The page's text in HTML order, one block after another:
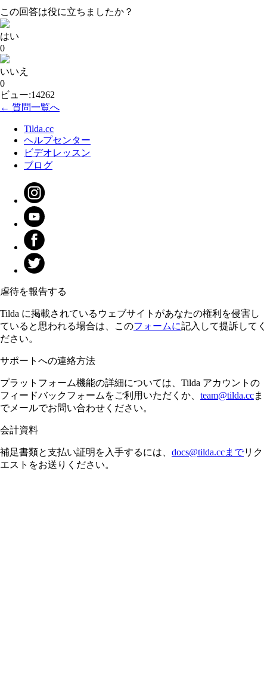
この回答は役に立ちましたか？
はい
0
いいえ
0
ビュー:14262
← 質問一覧へ
Tilda.cc
ヘルプセンター
ビデオレッスン
ブログ
虐待を報告する
Tilda に掲載されているウェブサイトがあなたの権利を侵害し
ていると思われる場合は、このフォームに記入して提訴してく
ださい。
サポートへの連絡方法
プラットフォーム機能の詳細については、Tilda アカウントの
フィードバックフォームをご利用いただくか、 team@tilda.ccま
でメールでお問い合わせください。
会計資料
補足書類と支払い証明を入手するには、 docs@tilda.ccまでリク
エストをお送りください。